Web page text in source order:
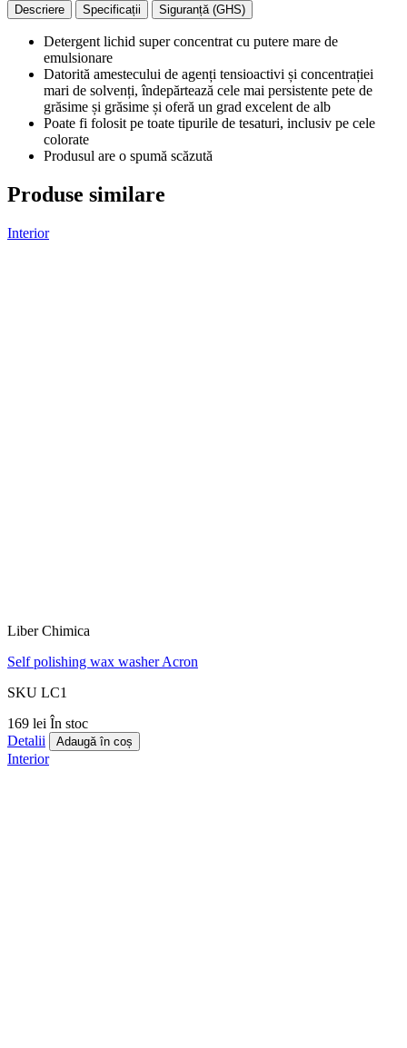
Descriere Specificații Siguranță (GHS)
Detergent lichid super concentrat cu putere mare de
emulsionare
Datorită amestecului de agenți tensioactivi și concentrației
mari de solvenți, îndepărtează cele mai persistente pete de
grăsime și grăsime și oferă un grad excelent de alb
Poate fi folosit pe toate tipurile de tesaturi, inclusiv pe cele
colorate
Produsul are o spumă scăzută
Produse similare
Interior
Liber Chimica
Self polishing wax washer Acron
SKU LC1
169 lei În stoc
Detalii
Adaugă în coș
Interior